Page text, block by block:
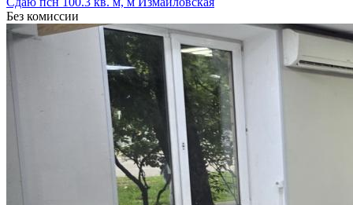
Без комиссии